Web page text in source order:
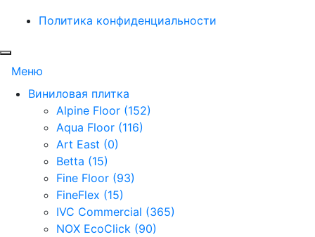
Политика конфиденциальности
Меню
Виниловая плитка
Alpine Floor (152)
Aqua Floor (116)
Art East (0)
Betta (15)
Fine Floor (93)
FineFlex (15)
IVC Commercial (365)
NOX EcoClick (90)